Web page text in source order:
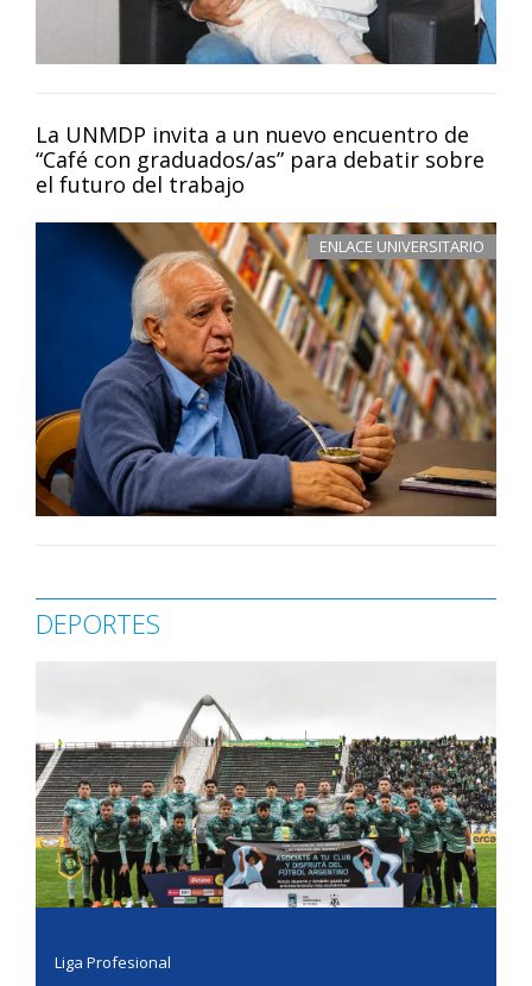
La UNMDP invita a un nuevo encuentro de
“Café con graduados/as” para debatir sobre
el futuro del trabajo
ENLACE UNIVERSITARIO
DEPORTES
Liga Profesional